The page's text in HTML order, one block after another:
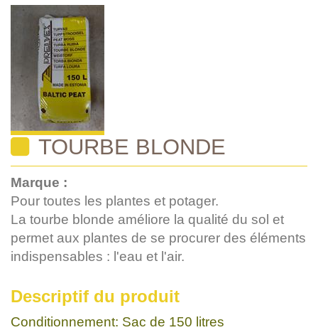
TOURBE BLONDE
Marque :
Pour toutes les plantes et potager.
La tourbe blonde améliore la qualité du sol et
permet aux plantes de se procurer des éléments
indispensables : l'eau et l'air.
Descriptif du produit
Conditionnement: Sac de 150 litres